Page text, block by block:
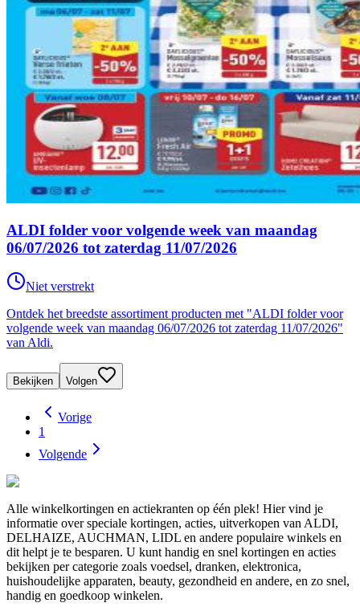
ALDI folder voor volgende week van maandag
06/07/2026 tot zaterdag 11/07/2026
Niet verstrekt
Ontdek het breedste assortiment producten met "ALDI folder voor
volgende week van maandag 06/07/2026 tot zaterdag 11/07/2026"
van Aldi.
Bekijken Volgen
Vorige
1
Volgende
Alle winkelkortingen en actiekranten op één plek! Hier vind je
informatie over speciale kortingen, acties, uitverkopen van ALDI,
DELHAIZE, AUCHMAN, LIDL en andere populaire winkels en
dit helpt je te besparen. U kunt handig en snel kortingen en acties
bekijken per categorie zoals voedsel, dranken, elektronica,
huishoudelijke apparaten, beauty, gezondheid en andere, en zo snel,
handig en goedkoop winkelen.